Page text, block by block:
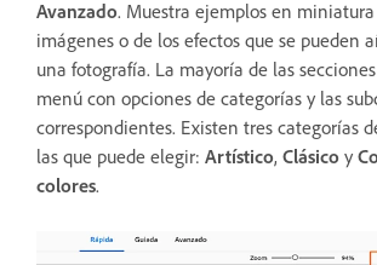
Avanzado. Muestra ejemplos en
imágenes o de los efectos que se pueden
una fotografía. La mayoría de las
menú con opciones de categorías y las
correspondientes. Existen tres categorías
las que puede elegir: Artístico, Clásico y
colores.